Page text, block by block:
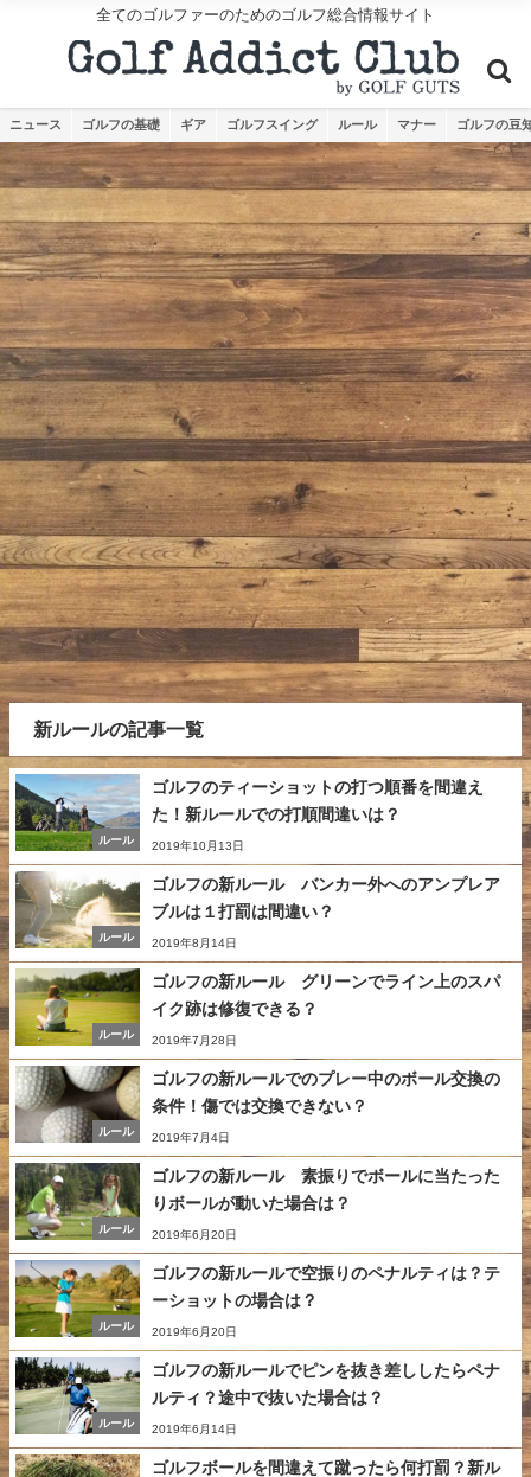
全てのゴルファーのためのゴルフ総合情報サイト
ニュース ゴルフの基礎 ギア ゴルフスイング ルール マナー ゴルフの豆
新ルールの記事一覧
ルール
ゴルフのティーショットの打つ順番を間違え
た！新ルールでの打順間違いは？
2019年10月13日
ルール
ゴルフの新ルール バンカー外へのアンプレア
ブルは１打罰は間違い？
2019年8月14日
ルール
ゴルフの新ルール グリーンでライン上のスパ
イク跡は修復できる？
2019年7月28日
ルール
ゴルフの新ルールでのプレー中のボール交換の
条件！傷では交換できない？
2019年7月4日
ルール
ゴルフの新ルール 素振りでボールに当たった
りボールが動いた場合は？
2019年6月20日
ルール
ゴルフの新ルールで空振りのペナルティは？テ
ーショットの場合は？
2019年6月20日
ルール
ゴルフの新ルールでピンを抜き差ししたらペナ
ルティ？途中で抜いた場合は？
2019年6月14日
ゴルフボールを間違えて蹴ったら何打罰？新ル